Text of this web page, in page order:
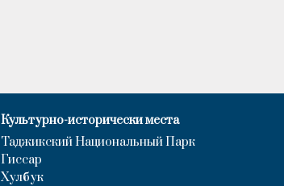
Культурно-исторически места
Таджикский Национальный Парк
Гиссар
Хулбук